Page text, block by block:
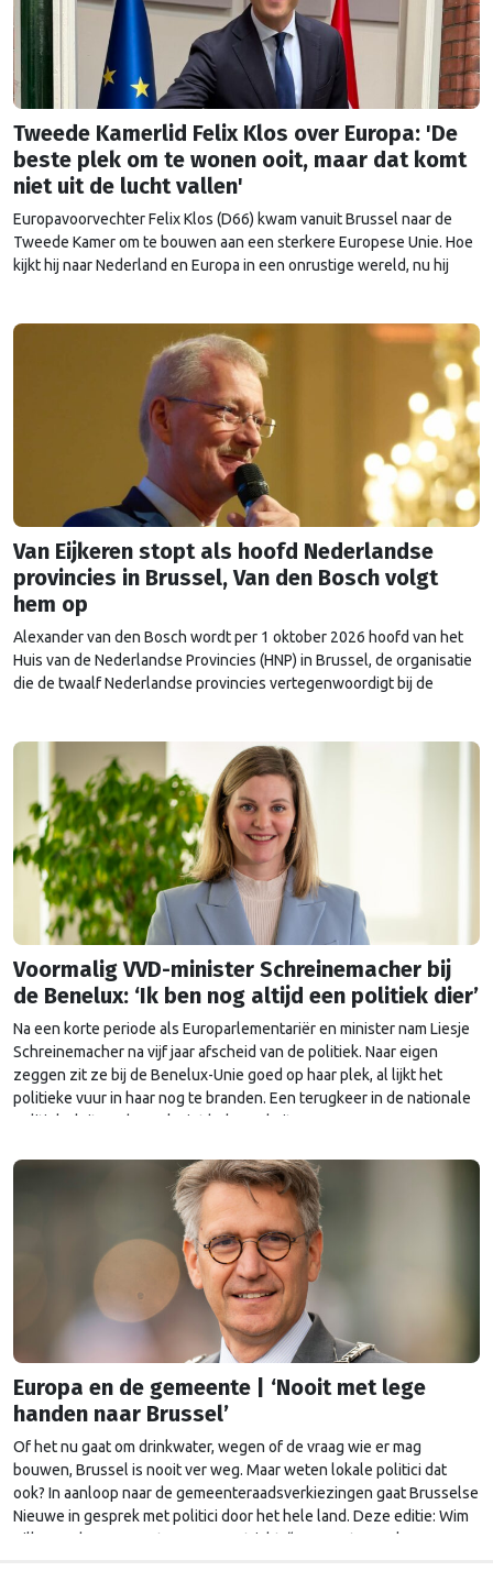
Tweede Kamerlid Felix Klos over Europa: 'De
beste plek om te wonen ooit, maar dat komt
niet uit de lucht vallen'
Europavoorvechter Felix Klos (D66) kwam vanuit Brussel naar de
Tweede Kamer om te bouwen aan een sterkere Europese Unie. Hoe
kijkt hij naar Nederland en Europa in een onrustige wereld, nu hij
Van Eijkeren stopt als hoofd Nederlandse
provincies in Brussel, Van den Bosch volgt
hem op
Alexander van den Bosch wordt per 1 oktober 2026 hoofd van het
Huis van de Nederlandse Provincies (HNP) in Brussel, de organisatie
die de twaalf Nederlandse provincies vertegenwoordigt bij de
de wisseling …
Voormalig VVD-minister Schreinemacher bij
de Benelux: ‘Ik ben nog altijd een politiek dier’
Na een korte periode als Europarlementariër en minister nam Liesje
Schreinemacher na vijf jaar afscheid van de politiek. Naar eigen
zeggen zit ze bij de Benelux-Unie goed op haar plek, al lijkt het
politieke vuur in haar nog te branden. Een terugkeer in de nationale
politiek sluit ze dan ook niet helemaal uit.
Europa en de gemeente | ‘Nooit met lege
handen naar Brussel’
Of het nu gaat om drinkwater, wegen of de vraag wie er mag
bouwen, Brussel is nooit ver weg. Maar weten lokale politici dat
ook? In aanloop naar de gemeenteraadsverkiezingen gaat Brusselse
Nieuwe in gesprek met politici door het hele land. Deze editie: Wim
Hillenaar, burgemeester van Maastricht. “We moeten waken voor